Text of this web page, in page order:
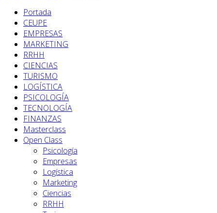
Portada
CEUPE
EMPRESAS
MARKETING
RRHH
CIENCIAS
TURISMO
LOGÍSTICA
PSICOLOGÍA
TECNOLOGÍA
FINANZAS
Masterclass
Open Class
Psicología
Empresas
Logística
Marketing
Ciencias
RRHH